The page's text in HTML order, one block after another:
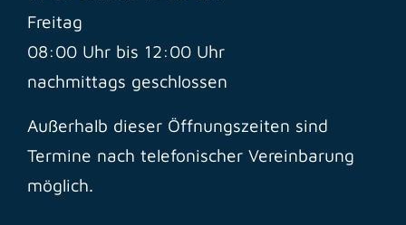
Freitag
08:00 Uhr bis 12:00 Uhr
nachmittags geschlossen
Außerhalb dieser Öffnungszeiten sind
Termine nach telefonischer Vereinbarung
möglich.